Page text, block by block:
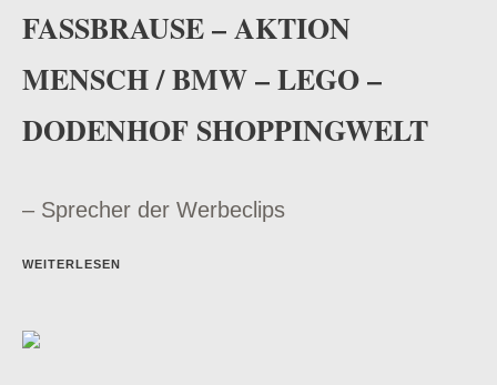
FASSBRAUSE – AKTION
MENSCH / BMW – LEGO –
DODENHOF SHOPPINGWELT
– Sprecher der Werbeclips
WEITERLESEN